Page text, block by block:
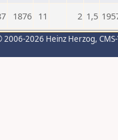
1876 11 2 1,5
2006-2026 Heinz Herzog,